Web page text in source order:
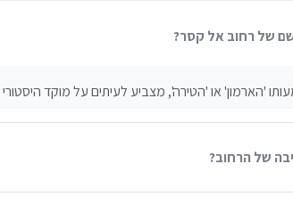
של רחוב אל קסר?
'הארמון' או 'הטירה', מצביע לעיתים על מוקד
של הרחוב?